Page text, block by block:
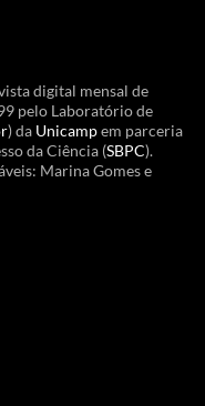
digital mensal de
pelo Laboratório de
) da Unicampem parceria
da Ciência (SBPC).
Marina Gomes e